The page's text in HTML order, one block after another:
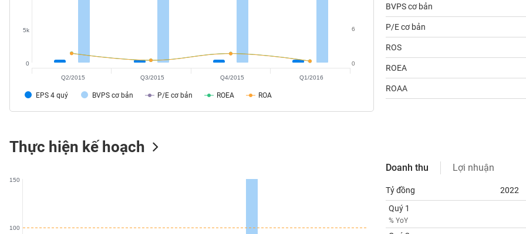
EPS 4 quý BVPS cơ bản P/E cơ bản ROEA ROA
0
5k
0
6
Q2/2015 Q3/2015 Q4/2015 Q1/2016
BVPS cơ bản
P/E cơ bản
ROS
ROEA
ROAA
Thực hiện kế hoạch
100
150
Doanh thu Lợi nhuận
Tỷ đồng 2022
Quý 1
% YoY
TÀI
CHÍNH
NGHỆ
DỊCH